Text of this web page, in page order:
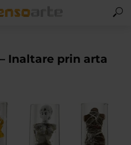
Inaltare prin arta